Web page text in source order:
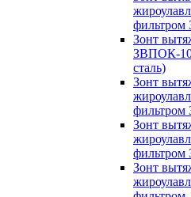
фильтром
Зонт
ЗВПОК-
сталь)
Зонт
фильтром
Зонт
фильтром
Зонт